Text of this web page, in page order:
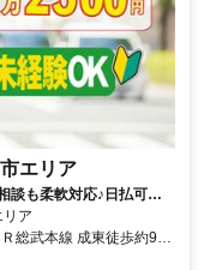
エリア
談も柔軟対応♪日払可◎
ア
総武本線 成東徒歩約9
約42分 直行直帰OK＊交